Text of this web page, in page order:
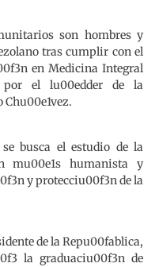
son hombres y
tras cumplir con el
en Medicina Integral
por el lu00edder de la
busca el estudio de la
mu00e1s humanista y
y protecciu00f3n de la
de la Repu00fablica,
la graduaciu00f3n de